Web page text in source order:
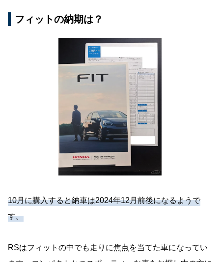
フィットの納期は？
10月に購入すると納車は2024年12月前後になるようで
す。
RSはフィットの中でも走りに焦点を当てた車になってい